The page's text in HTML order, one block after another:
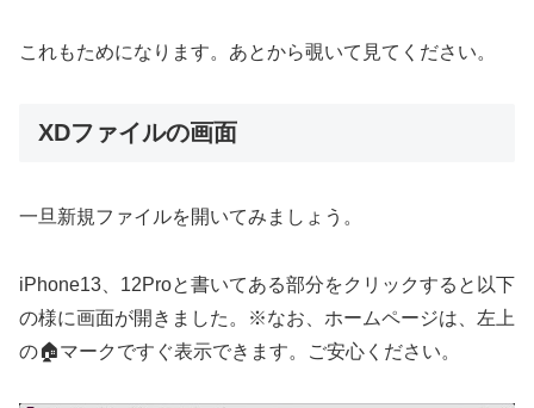
これもためになります。あとから覗いて見てください。
XDファイルの画面
一旦新規ファイルを開いてみましょう。
iPhone13、12Proと書いてある部分をクリックすると以下
の様に画面が開きました。※なお、ホームページは、左上
の🏠マークですぐ表示できます。ご安心ください。